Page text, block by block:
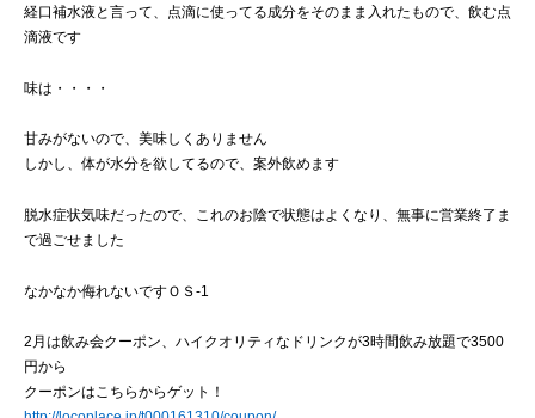
経口補水液と言って、点滴に使ってる成分をそのまま入れたもので、飲む点
滴液です
味は・・・・
甘みがないので、美味しくありません
しかし、体が水分を欲してるので、案外飲めます
脱水症状気味だったので、これのお陰で状態はよくなり、無事に営業終了ま
で過ごせました
なかなか侮れないですＯＳ-1
2月は飲み会クーポン、ハイクオリティなドリンクが3時間飲み放題で3500
円から
クーポンはこちらからゲット！